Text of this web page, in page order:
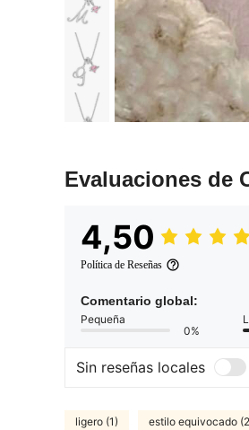
Evaluaciones de
4,50
Política de Reseñas
Comentario global:
Pequeña
0%
Sin reseñas locales
ligero (1) estilo equivocado